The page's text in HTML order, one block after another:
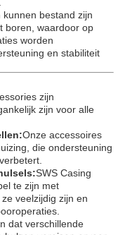
bestand zijn
boren, waardoor op
worden
en stabiliteit
zijn
zijn voor alle
Onze accessoires
die ondersteuning
SWS Casing
te zijn met
veelzijdig zijn en
dat verschillende